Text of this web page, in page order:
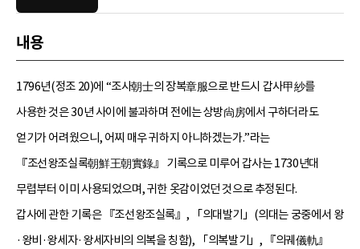
내용
1796년(정조 20)에 “조사朝士의 장복章服으로 반드시 갑사甲紗를
사용한 것은 30년 사이에 불과하며 전에는 상방尙房에서 구하더라도
얻기가 어려웠으니, 어찌 매우 귀하지 아니하겠는가.”라는
『조선왕조실록朝鮮王朝實錄』 기록으로 미루어 갑사는 1730년대
무렵부터 이미 사용되었으며, 귀한 옷감이었던 것으로 추정된다.
갑사에 관한 기록은 『조선왕조실록』, 「의대발기」(의대는 궁중에서 왕
·왕비·왕세자·왕세자비의 의복을 칭함), 「의복발기」, 『의궤儀軌』